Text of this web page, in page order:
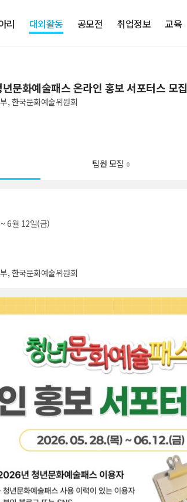
리 대외활동 공모전 취업정보 교육
문화예술패스 온라인 홍보 서포터스 모집
, 한국문화예술위원회
팀원 모집 0
6월 12일(금)
, 한국문화예술위원회